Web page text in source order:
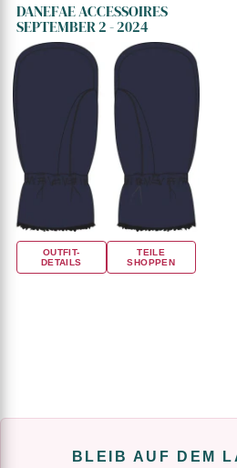
DANEFAE ACCESSOIRES
SEPTEMBER 2 - 2024
OUTFIT-
DETAILS
TEILE
SHOPPEN
BLEIB AUF DEM